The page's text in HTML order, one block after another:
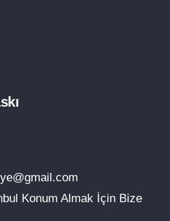
Konum Almak İçin Bize